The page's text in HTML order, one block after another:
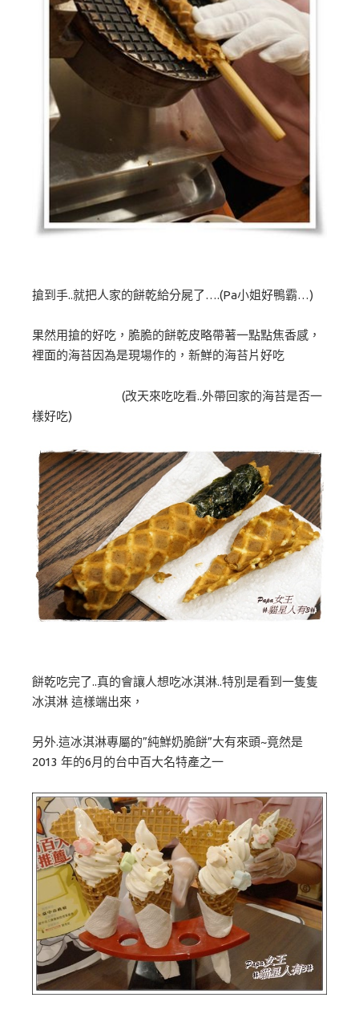
搶到手..就把人家的餅乾給分屍了….(Pa小姐好鴨霸…)
果然用搶的好吃，脆脆的餅乾皮略帶著一點點焦香感，
裡面的海苔因為是現場作的，新鮮的海苔片好吃
(改天來吃吃看..外帶回家的海苔是否一
樣好吃)
餅乾吃完了..真的會讓人想吃冰淇淋..特別是看到一隻隻
冰淇淋 這樣端出來，
另外.這冰淇淋專屬的”純鮮奶脆餅”大有來頭~竟然是
2013 年的6月的台中百大名特產之一